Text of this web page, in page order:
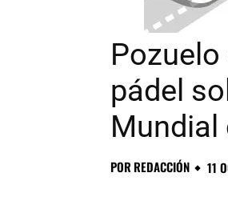
pádel
Mundial
PORREDACCIÓN 11